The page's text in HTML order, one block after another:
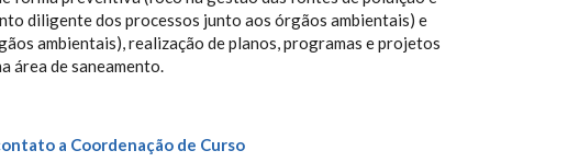
diligente dos processos junto aos órgãos ambientais) e
ambientais), realização de planos, programas e projetos
área de saneamento.
a Coordenação de Curso